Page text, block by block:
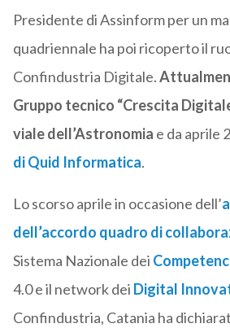
Presidente di Assinform per un
quadriennale ha poi ricoperto il
Confindustria Digitale.
Gruppo tecnico “Crescita
viale dell’Astronomia e da aprile
di Quid Informatica.
Lo scorso aprile in occasione dell’
dell’accordo quadro di
Sistema Nazionale dei
4.0 e il network dei Digital
Confindustria, Catania ha